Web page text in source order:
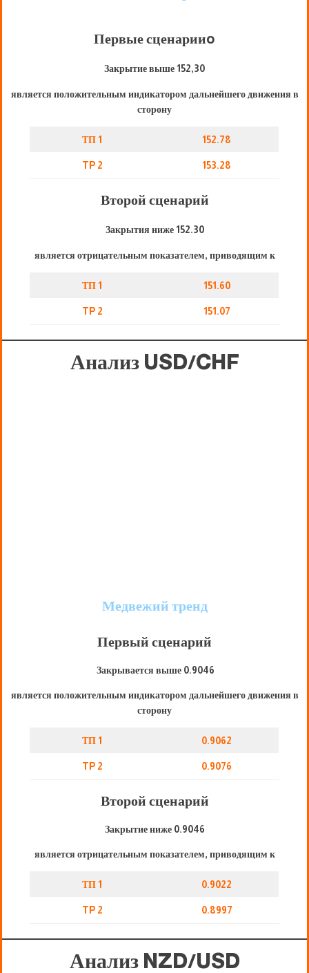
Первые сценарииo
Закрытие выше 152,30
является положительным индикатором дальнейшего движения в
сторону
ТП 1 152.78
TP 2 153.28
Второй сценарий
Закрытия ниже 152.30
является отрицательным показателем, приводящим к
ТП 1 151.60
TP 2 151.07
Анализ USD/CHF
Медвежий тренд
Первый сценарий
Закрывается выше 0.9046
является положительным индикатором дальнейшего движения в
сторону
ТП 1 0.9062
TP 2 0.9076
Второй сценарий
Закрытие ниже 0.9046
является отрицательным показателем, приводящим к
ТП 1 0.9022
TP 2 0.8997
Анализ NZD/USD